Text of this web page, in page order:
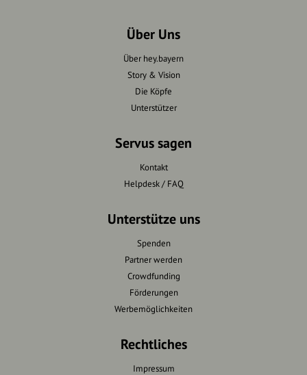
Über Uns
Über hey.bayern
Story & Vision
Die Köpfe
Unterstützer
Servus sagen
Kontakt
Helpdesk / FAQ
Unterstütze uns
Spenden
Partner werden
Crowdfunding
Förderungen
Werbemöglichkeiten
Rechtliches
Impressum